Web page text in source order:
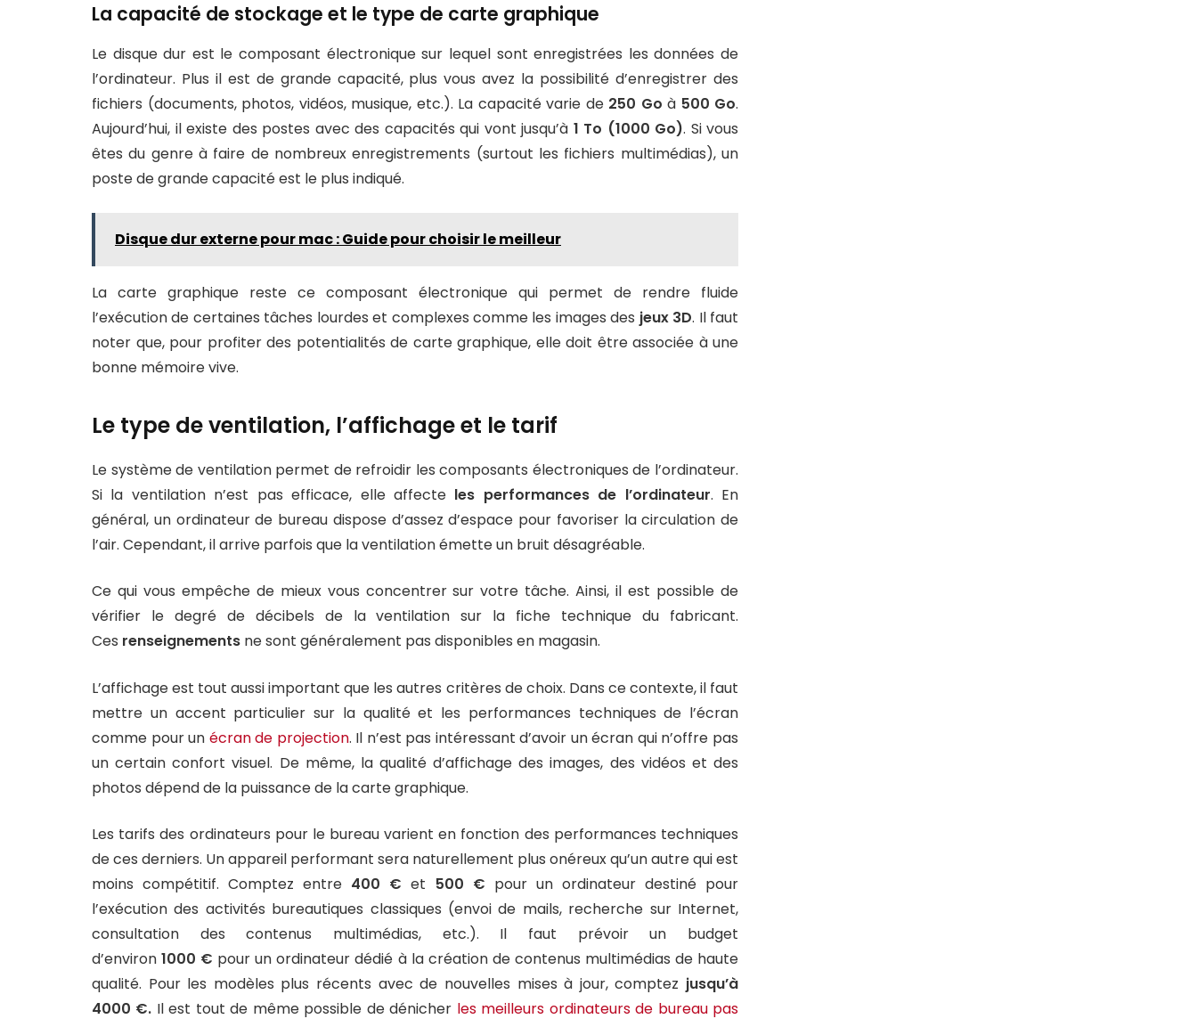
La capacité de stockage et le type de carte graphique
Le disque dur est le composant électronique sur lequel sont enregistrées les données de
l’ordinateur. Plus il est de grande capacité, plus vous avez la possibilité d’enregistrer des
fichiers (documents, photos, vidéos, musique, etc.). La capacité varie de 250 Go à 500 Go.
Aujourd’hui, il existe des postes avec des capacités qui vont jusqu’à 1 To (1000 Go). Si vous
êtes du genre à faire de nombreux enregistrements (surtout les fichiers multimédias), un
poste de grande capacité est le plus indiqué.
Disque dur externe pour mac : Guide pour choisir le meilleur
La carte graphique reste ce composant électronique qui permet de rendre fluide
l’exécution de certaines tâches lourdes et complexes comme les images des jeux 3D. Il faut
noter que, pour profiter des potentialités de carte graphique, elle doit être associée à une
bonne mémoire vive.
Le type de ventilation, l’affichage et le tarif
Le système de ventilation permet de refroidir les composants électroniques de l’ordinateur.
Si la ventilation n’est pas efficace, elle affecte les performances de l’ordinateur. En
général, un ordinateur de bureau dispose d’assez d’espace pour favoriser la circulation de
l’air. Cependant, il arrive parfois que la ventilation émette un bruit désagréable.
Ce qui vous empêche de mieux vous concentrer sur votre tâche. Ainsi, il est possible de
vérifier le degré de décibels de la ventilation sur la fiche technique du fabricant.
Ces renseignements ne sont généralement pas disponibles en magasin.
L’affichage est tout aussi important que les autres critères de choix. Dans ce contexte, il faut
mettre un accent particulier sur la qualité et les performances techniques de l’écran
comme pour un écran de projection. Il n’est pas intéressant d’avoir un écran qui n’offre pas
un certain confort visuel. De même, la qualité d’affichage des images, des vidéos et des
photos dépend de la puissance de la carte graphique.
Les tarifs des ordinateurs pour le bureau varient en fonction des performances techniques
de ces derniers. Un appareil performant sera naturellement plus onéreux qu’un autre qui est
moins compétitif. Comptez entre 400 € et 500 € pour un ordinateur destiné pour
l’exécution des activités bureautiques classiques (envoi de mails, recherche sur Internet,
consultation des contenus multimédias, etc.). Il faut prévoir un budget
d’environ1000 € pour un ordinateur dédié à la création de contenus multimédias de haute
qualité. Pour les modèles plus récents avec de nouvelles mises à jour, comptez jusqu’à
4000 €. Il est tout de même possible de dénicher les meilleurs ordinateurs de bureau pas